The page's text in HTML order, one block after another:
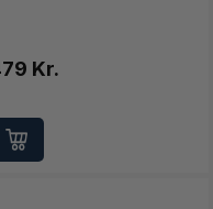
Kr.